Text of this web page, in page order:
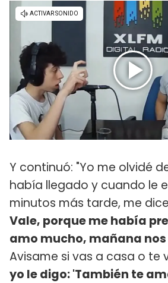
Y continuó: "Yo me olvidé
había llegado y cuando le
minutos más tarde, me
Vale, porque me había
amo mucho, mañana
Avisame si vas a casa o te
yo le digo: 'También te